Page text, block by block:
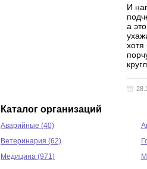
И
а
Каталог организаций
Аварийные (40)
Ветеринария (62)
Медицина (971)